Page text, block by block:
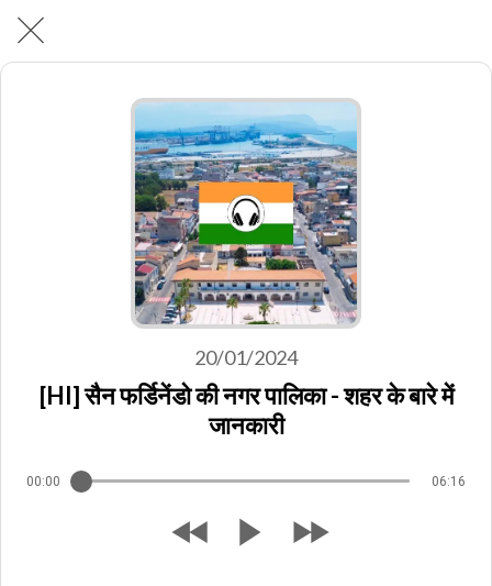
20/01/2024
[HI] सैन फर्डिनेंडो की नगर पालिका - शहर के बारे में
जानकारी
00:00 06:16